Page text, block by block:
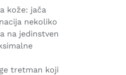
kože: jača
nekoliko
na jedinstven
tretman koji